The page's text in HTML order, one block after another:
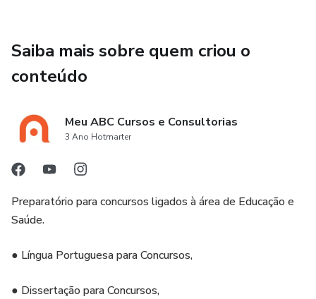
Saiba mais sobre quem criou o
conteúdo
Meu ABC Cursos e Consultorias
3 Ano Hotmarter
Preparatório para concursos ligados à área de Educação e
Saúde.
● Língua Portuguesa para Concursos,
● Dissertação para Concursos,